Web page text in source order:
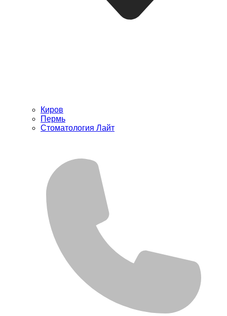
Киров
Пермь
Стоматология Лайт